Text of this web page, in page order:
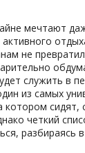
мечтают
не
служить в
из самых
котором сидят,
четкий
разбираясь